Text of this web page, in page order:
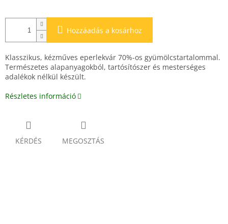
Hozzáadás a kosárhoz
Klasszikus, kézműves eperlekvár 70%-os gyümölcstartalommal.
Természetes alapanyagokból, tartósítószer és mesterséges
adalékok nélkül készült.
Részletes információ
KÉRDÉS MEGOSZTÁS